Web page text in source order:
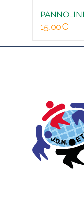
PANNOLINI
15,00€